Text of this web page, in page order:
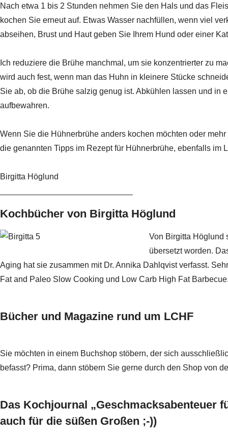
Nach etwa 1 bis 2 Stunden nehmen Sie den Hals und das
kochen Sie erneut auf. Etwas Wasser nachfüllen, wenn viel
abseihen, Brust und Haut geben Sie Ihrem Hund oder einer
Ich reduziere die Brühe manchmal, um sie konzentrierter zu
wird auch fest, wenn man das Huhn in kleinere Stücke
Sie ab, ob die Brühe salzig genug ist. Abkühlen lassen und in
aufbewahren.
Wenn Sie die Hühnerbrühe anders kochen möchten oder
die genannten Tipps im Rezept für Hühnerbrühe, ebenfalls im
Birgitta Höglund
Kochbücher von Birgitta Höglund
Von Birgitta Höglund
übersetzt worden.
Aging hat sie zusammen mit Dr. Annika Dahlqvist verfasst.
Fat and Paleo Slow Cooking und Low Carb High Fat Barbecue
Bücher und Magazine rund um LCHF
Sie möchten in einem Buchshop stöbern, der sich
befasst? Prima, dann stöbern Sie gerne durch den Shop von
Das Kochjournal „Geschmacksabenteuer
auch für die süßen Großen ;-))